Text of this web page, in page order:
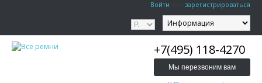
Войти зарегистрироваться
+7(495) 118-4270
Мы перезвоним вам